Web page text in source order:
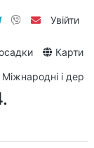
Увійти
Карти
Міжнародні і